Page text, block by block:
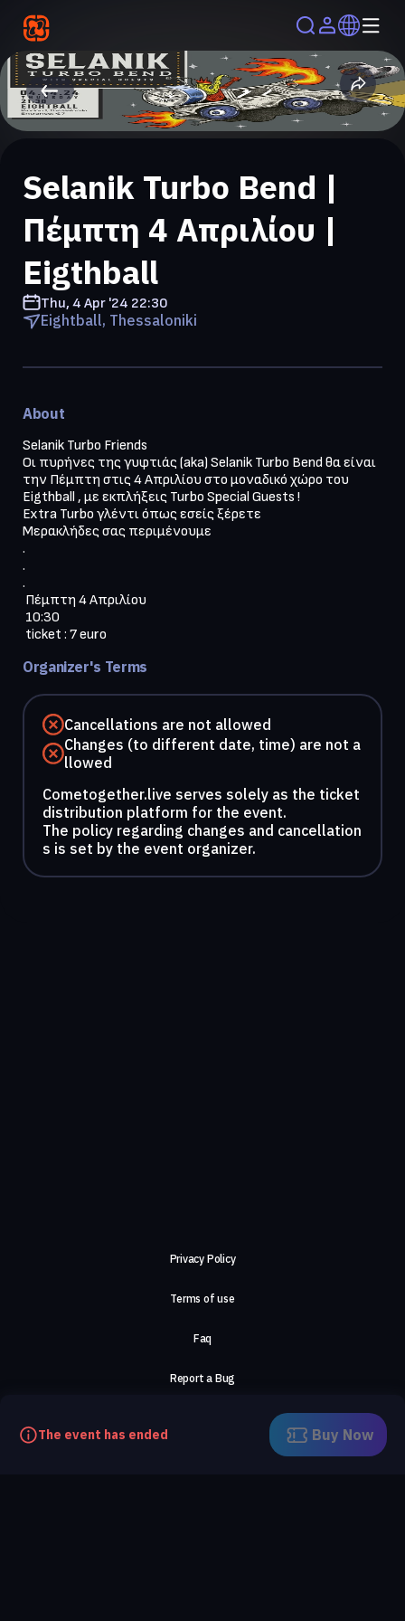
Selanik Turbo Bend |
Πέμπτη 4 Απριλίου |
Eigthball
Thu, 4 Apr '24 22:30
Eightball, Thessaloniki
About
Selanik Turbo Friends
Οι πυρήνες της γυφτιάς (aka) Selanik Turbo Bend θα είναι
την Πέμπτη στις 4 Απριλίου στο μοναδικό χώρο του
Eigthball , με εκπλήξεις Turbo Special Guests !
Extra Turbo γλέντι όπως εσείς ξέρετε
Μερακλήδες σας περιμένουμε
.
.
.
Πέμπτη 4 Απριλίου
10:30
ticket : 7 euro
Organizer's Terms
Cancellations are not allowed
Changes (to different date, time) are not a
llowed
Cometogether.live serves solely as the ticket
distribution platform for the event.
The policy regarding changes and cancellation
s is set by the event organizer.
The event has ended Buy Now
Privacy Policy
Terms of use
Faq
Report a Bug